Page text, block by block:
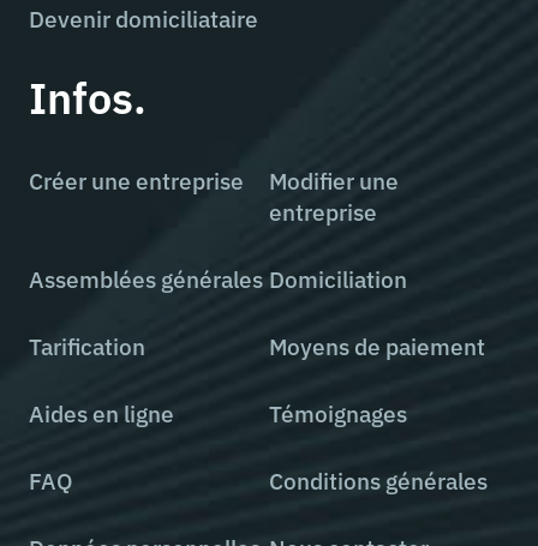
Devenir domiciliataire
Infos.
Créer une entreprise
Modifier une
entreprise
Assemblées générales Domiciliation
Tarification Moyens de paiement
Aides en ligne Témoignages
FAQ Conditions générales